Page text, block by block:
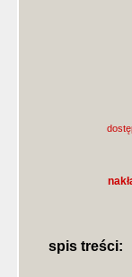
spis treści: